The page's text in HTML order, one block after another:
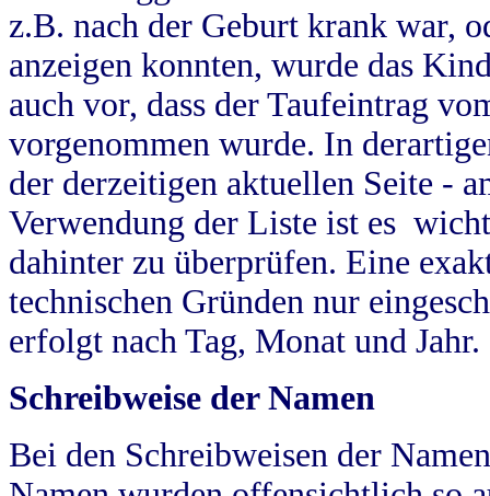
z.B. nach der Geburt krank war,
anzeigen konnten, wurde das
auch vor, dass der Taufeintrag
vorgenommen wurde. In
der derzeitigen aktuellen Seite -
Verwendung der Liste ist es
dahinter zu überprüfen. Eine
technischen Gründen nur
erfolgt nach Tag, Monat und Jahr.
Schreibweise der Namen
Bei den Schreibweisen der